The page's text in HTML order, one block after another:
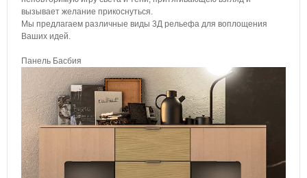
вызывает желание прикоснуться.
Мы предлагаем различные виды 3Д рельефа для воплощения
Ваших идей.
Панель Басбия